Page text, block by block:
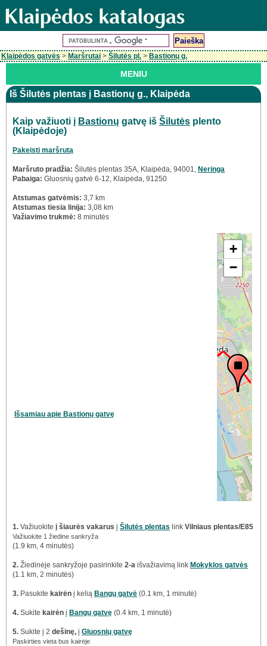
Klaipėdos gatvės > Maršrutai > Šilutės pl. > Bastionų g.
MENIU
Iš Šilutės plentas į Bastionų g., Klaipėda
Kaip važiuoti į Bastionų gatvę iš Šilutės plento
(Klaipėdoje)
Pakeisti maršrutą
Maršruto pradžia: Šilutės plentas 35A, Klaipėda, 94001, Neringa
Pabaiga: Gluosnių gatvė 6-12, Klaipėda, 91250
Atstumas gatvėmis: 3,7 km
Atstumas tiesia linija: 3,08 km
Važiavimo trukmė: 8 minutės
Išsamiau apie Bastionų gatvę
+
−
1. Važiuokite į šiaurės vakarus į Šilutės plentas link Vilniaus plentas/E85
Važiuokite 1 žiedine sankryža
(1.9 km, 4 minutės)
2. Žiedinėje sankryžoje pasirinkite 2-a išvažiavimą link Mokyklos gatvės
(1.1 km, 2 minutės)
3. Pasukite kairėn į kelią Bangų gatvė (0.1 km, 1 minutė)
4. Sukite kairėn į Bangų gatvę (0.4 km, 1 minutė)
5. Sukite į 2 dešinę, į Gluosnių gatvę
Paskirties vieta bus kairėje